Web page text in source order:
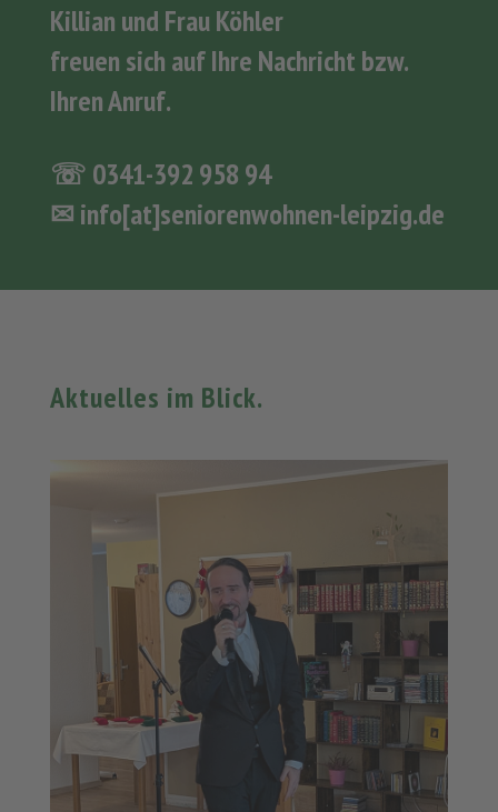
Killian und Frau Köhler
freuen sich auf Ihre Nachricht bzw.
Ihren Anruf.
☏ 0341-392 958 94
✉ info[at]seniorenwohnen-leipzig.de
Aktuelles im Blick.